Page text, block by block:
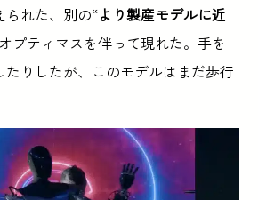
られた、別の“より製産モデルに近
プティマスを伴って現れた。手を
りしたが、このモデルはまだ歩行